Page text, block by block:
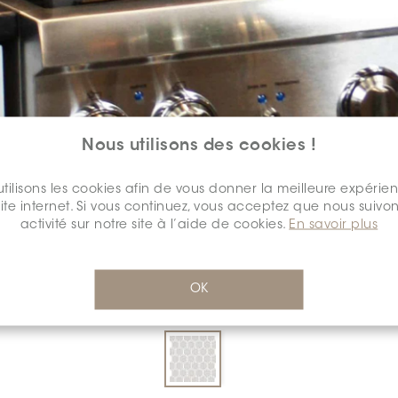
Nous utilisons des cookies !
les cookies afin de vous donner la meilleure
internet. Si vous continuez, vous acceptez que nous
activité sur notre site à l’aide de cookies. En savoir plus
OK
COULEUR: *
DIMENSION:2" X 2"